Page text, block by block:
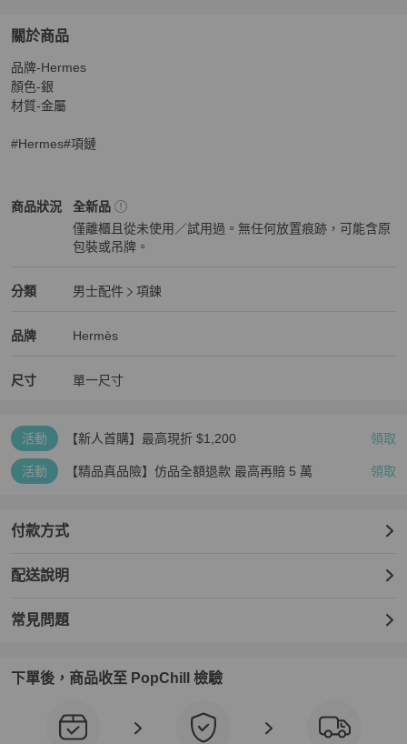
關於商品
關於Hermes 銀色海錨 造型項鏈
品牌-Hermes
顏色-銀
材質-金屬
#Hermes#項鏈
商品狀況
Hermès男士配件商品狀態與細節
全新品
僅離櫃且從未使用／試用過。無任何放置痕跡，可能含原
包裝或吊牌。
分類
Hermès 男士配件分類資訊
男士配件
項鍊
品牌
Hermès 精品男士配件
Hermès
Hermès 推薦清單
尺寸 單一尺寸
活動 【新人首購】最高現折 $1,200 領取
活動 【精品真品險】仿品全額退款 最高再賠 5 萬 領取
付款方式
配送說明
常見問題
下單後，商品收至 PopChill 檢驗